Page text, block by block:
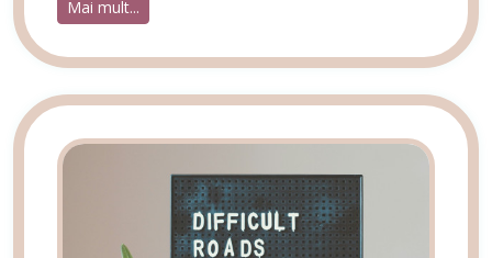
Mai mult...